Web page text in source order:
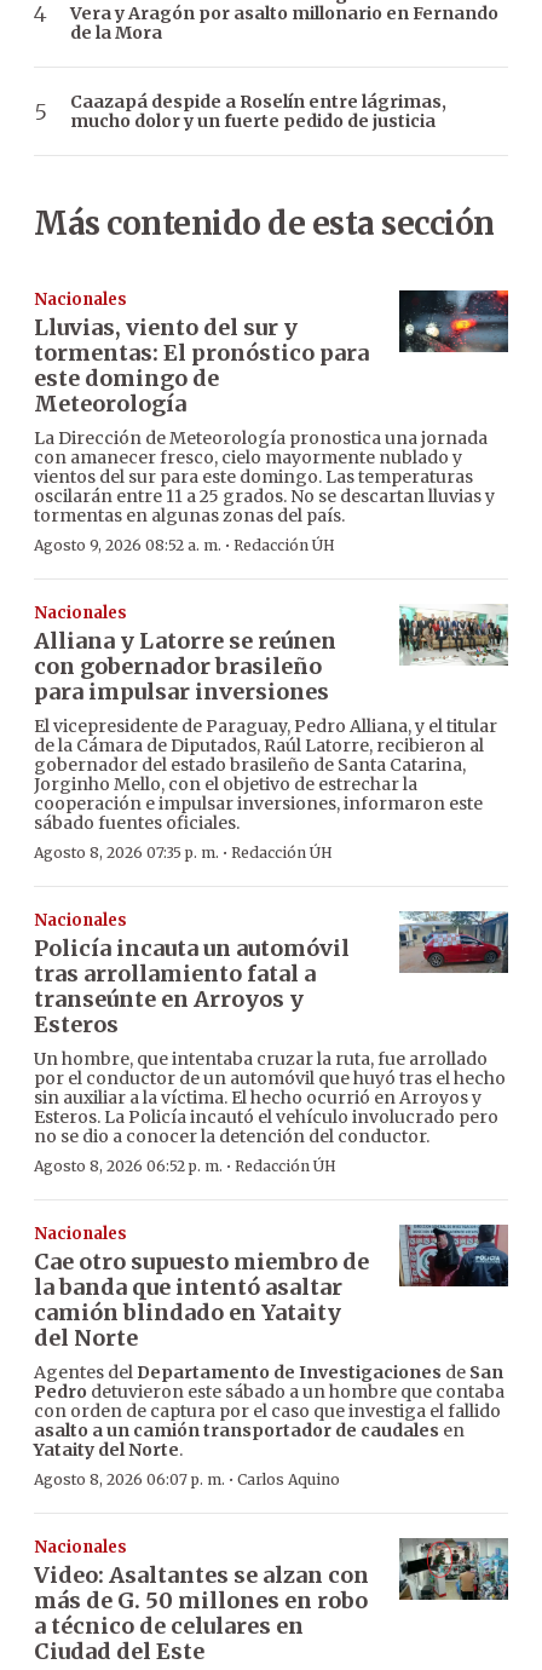
Vera y Aragón por asalto millonario en Fernando
de la Mora
Caazapá despide a Roselín entre lágrimas,
mucho dolor y un fuerte pedido de justicia
Más contenido de esta sección
Nacionales
Lluvias, viento del sur y
tormentas: El pronóstico para
este domingo de
Meteorología
La Dirección de Meteorología pronostica una jornada
con amanecer fresco, cielo mayormente nublado y
vientos del sur para este domingo. Las temperaturas
oscilarán entre 11 a 25 grados. No se descartan lluvias y
tormentas en algunas zonas del país.
Agosto 9, 2026 08:52 a. m. · Redacción ÚH
Nacionales
Alliana y Latorre se reúnen
con gobernador brasileño
para impulsar inversiones
El vicepresidente de Paraguay, Pedro Alliana, y el titular
de la Cámara de Diputados, Raúl Latorre, recibieron al
gobernador del estado brasileño de Santa Catarina,
Jorginho Mello, con el objetivo de estrechar la
cooperación e impulsar inversiones, informaron este
sábado fuentes oficiales.
Agosto 8, 2026 07:35 p. m. · Redacción ÚH
Nacionales
Policía incauta un automóvil
tras arrollamiento fatal a
transeúnte en Arroyos y
Esteros
Un hombre, que intentaba cruzar la ruta, fue arrollado
por el conductor de un automóvil que huyó tras el hecho
sin auxiliar a la víctima. El hecho ocurrió en Arroyos y
Esteros. La Policía incautó el vehículo involucrado pero
no se dio a conocer la detención del conductor.
Agosto 8, 2026 06:52 p. m. · Redacción ÚH
Nacionales
Cae otro supuesto miembro de
la banda que intentó asaltar
camión blindado en Yataity
del Norte
Agentes del Departamento de Investigaciones de San
Pedro detuvieron este sábado a un hombre que contaba
con orden de captura por el caso que investiga el fallido
asalto a un camión transportador de caudales en
Yataity del Norte.
Agosto 8, 2026 06:07 p. m. · Carlos Aquino
Nacionales
Video: Asaltantes se alzan con
más de G. 50 millones en robo
a técnico de celulares en
Ciudad del Este